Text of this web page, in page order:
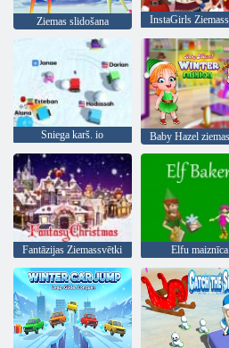
Ziemas slidošana
Sniega karš. io
Fantāzijas Ziemassvētki Elfu maiznīca